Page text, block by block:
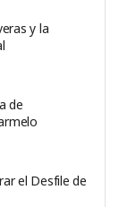
y la
de
el Desfile de